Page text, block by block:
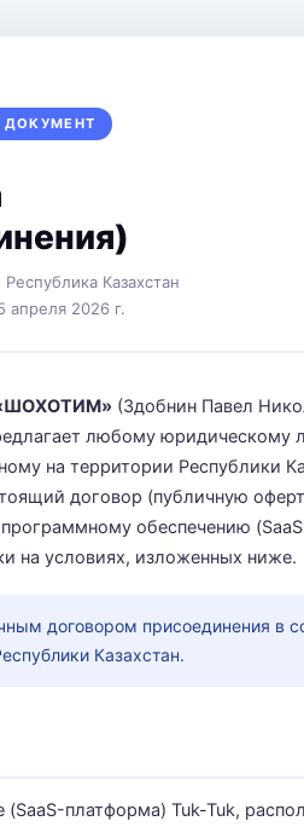
Казахстан
апреля 2026 г.
(Здобнин Павел
любому юридическому
на территории Республики
договор (публичную
обеспечению
на условиях, изложенных ниже.
договором присоединения в
Казахстан.
платформа) Tuk-Tuk,